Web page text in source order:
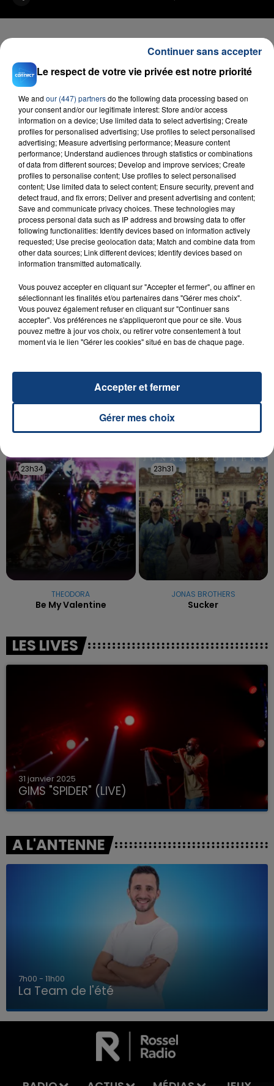
LA TEAM DE L'ÉTÉ
FIL D'ACTU
23 juillet 2026
INCENDIE MORTEL À LENS : UNE FEMME ET
SON BÉBÉ ENTRE LA VIE ET LA...
Un homme s'est immolé par le feu après avoir
aspergé sa compagne et leur bébé de trois mois
d'un liquide inflammable.
OPÉRER DE LA CHEVILLE RESSORT DE LA...
La famille a porté plainte contre la clinique qui a
reconnu sa responsabilité et présenté ses
TITRES DIFFUSÉS
23h34
23h34
THEODORA
Be My Valentine
23h31
23h31
JONAS BROTHERS
Sucker
LES LIVES
31 janvier 2025
GIMS "SPIDER" (LIVE)
A L'ANTENNE
7h00 - 11h00
La Team de l'été
Le respect de votre vie privée est notre priorité
We and our (447) partnersdo the following data processing based on
your consent and/or our legitimate interest: Store and/or access
information on a device; Use limited data to select advertising; Create
profiles for personalised advertising; Use profiles to select personalised
advertising; Measure advertising performance; Measure content
performance; Understand audiences through statistics or combinations
of data from different sources; Develop and improve services; Create
profiles to personalise content; Use profiles to select personalised
content; Use limited data to select content; Ensure security, prevent and
detect fraud, and fix errors; Deliver and present advertising and content;
Save and communicate privacy choices. These technologies may
process personal data such as IP address and browsing data to offer
following functionalities: Identify devices based on information actively
requested; Use precise geolocation data; Match and combine data from
other data sources; Link different devices; Identify devices based on
information transmitted automatically.
Vous pouvez accepter en cliquant sur "Accepter et fermer", ou affiner en
sélectionnant les finalités et/ou partenaires dans "Gérer mes choix".
Vous pouvez également refuser en cliquant sur "Continuer sans
accepter". Vos préférences ne s'appliqueront que pour ce site. Vous
pouvez mettre à jour vos choix, ou retirer votre consentement à tout
moment via le lien "Gérer les cookies" situé en bas de chaque page.
Gérer mes choix
Accepter et fermer
Continuer sans accepter